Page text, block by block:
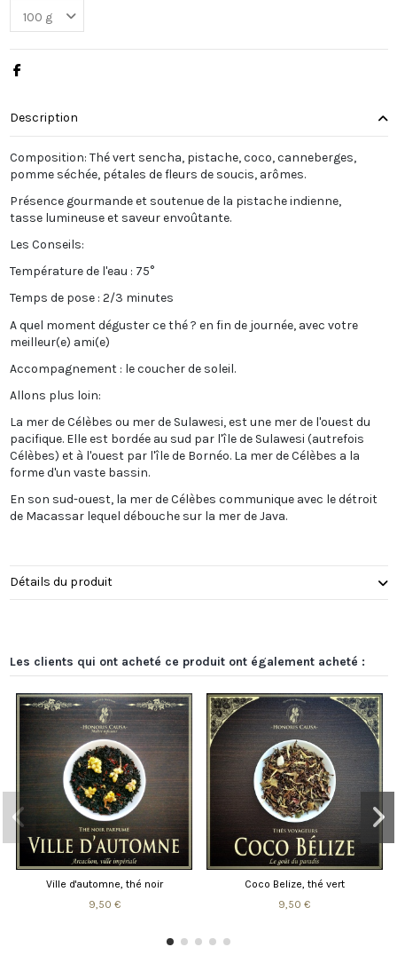
Description
Composition: Thé vert sencha, pistache, coco, canneberges,
pomme séchée, pétales de fleurs de soucis, arômes.
Présence gourmande et soutenue de la pistache indienne,
tasse lumineuse et saveur envoûtante.
Les Conseils:
Température de l'eau : 75°
Temps de pose : 2/3 minutes
A quel moment déguster ce thé ? en fin de journée, avec votre
meilleur(e) ami(e)
Accompagnement : le coucher de soleil.
Allons plus loin:
La mer de Célèbes ou mer de Sulawesi, est une mer de l'ouest du
pacifique. Elle est bordée au sud par l'île de Sulawesi (autrefois
Célèbes) et à l'ouest par l'île de Bornéo. La mer de Célèbes a la
forme d'un vaste bassin.
En son sud-ouest, la mer de Célèbes communique avec le détroit
de Macassar lequel débouche sur la mer de Java.
Détails du produit
Les clients qui ont acheté ce produit ont également acheté :
Ville d'automne, thé noir
9,50 €
Coco Belize, thé vert
9,50 €